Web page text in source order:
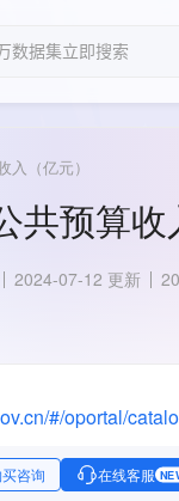
入（亿元）
预算收
2024-07-12 更新
#/oportal/
咨询 在线客服